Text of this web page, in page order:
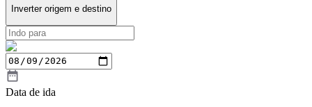
Inverter origem e destino
Data de ida